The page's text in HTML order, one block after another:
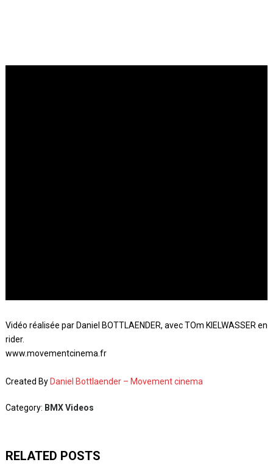
Vidéo réalisée par Daniel BOTTLAENDER, avec TOm KIELWASSER en
rider.
www.movementcinema.fr
Created By Daniel Bottlaender – Movement cinema
Category: BMX Videos
RELATED POSTS